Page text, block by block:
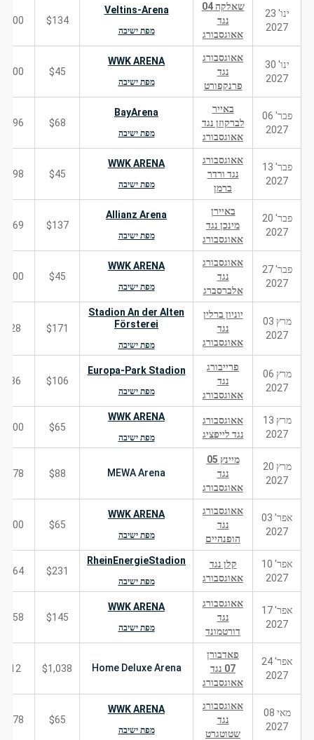
ינו' 23
2027
שאלקה 04
נגד
אאוגסבורג
Veltins-Arena
מפת ישיבה
$134
100
ינו' 30
2027
אאוגסבורג
נגד
פרנקפורט
WWK ARENA
מפת ישיבה
$45
200
פבר' 06
2027
באייר
לברקוזן נגד
אאוגסבורג
BayArena
מפת ישיבה
$68
296
פבר' 13
2027
אאוגסבורג
נגד ורדר
ברמן
WWK ARENA
מפת ישיבה
$45
198
פבר' 20
2027
באיירן
מינכן נגד
אאוגסבורג
Allianz Arena
מפת ישיבה
$137
869
פבר' 27
2027
אאוגסבורג
נגד
אלברסברג
WWK ARENA
מפת ישיבה
$45
200
מרץ 03
2027
יוניון ברלין
נגד
אאוגסבורג
Stadion An der Alten
Försterei
מפת ישיבה
$171
28
מרץ 06
2027
פרייבורג
נגד
אאוגסבורג
Europa-Park Stadion
מפת ישיבה
$106
36
מרץ 13
2027
אאוגסבורג
נגד לייפציג
WWK ARENA
מפת ישיבה
$65
200
מרץ 20
2027
מיינץ 05
נגד
אאוגסבורג
MEWA Arena
$88
178
אפר' 03
2027
אאוגסבורג
נגד
הופנהיים
WWK ARENA
מפת ישיבה
$65
200
אפר' 10
2027
קלן נגד
אאוגסבורג
RheinEnergieStadion
מפת ישיבה
$231
164
אפר' 17
2027
אאוגסבורג
נגד
דורטמונד
WWK ARENA
מפת ישיבה
$145
158
אפר' 24
2027
פאדבורן
07 נגד
אאוגסבורג
Home Deluxe Arena
$1,038
12
מאי 08
2027
אאוגסבורג
נגד
שטוטגרט
WWK ARENA
מפת ישיבה
$65
178